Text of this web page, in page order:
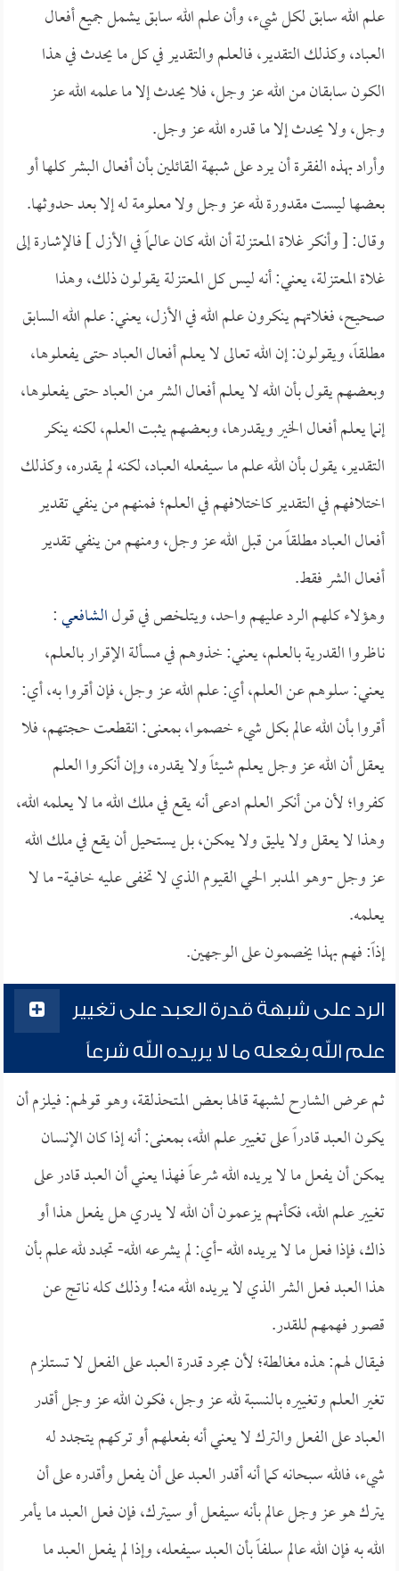
علم الله سابق لكل شيء، وأن علم الله سابق يشمل جميع أفعال
العباد، وكذلك التقدير، فالعلم والتقدير في كل ما يحدث في هذا
الكون سابقان من الله عز وجل، فلا يحدث إلا ما علمه الله عز
وجل، ولا يحدث إلا ما قدره الله عز وجل.
وأراد بهذه الفقرة أن يرد على شبهة القائلين بأن أفعال البشر كلها أو
بعضها ليست مقدورة لله عز وجل ولا معلومة له إلا بعد حدوثها.
وقال: [ وأنكر غلاة المعتزلة أن الله كان عالماً في الأزل ] فالإشارة إلى
غلاة المعتزلة، يعني: أنه ليس كل المعتزلة يقولون ذلك، وهذا
صحيح، فغلاتهم ينكرون علم الله في الأزل، يعني: علم الله السابق
مطلقاً، ويقولون: إن الله تعالى لا يعلم أفعال العباد حتى يفعلوها،
وبعضهم يقول بأن الله لا يعلم أفعال الشر من العباد حتى يفعلوها،
إنما يعلم أفعال الخير ويقدرها، وبعضهم يثبت العلم، لكنه ينكر
التقدير، يقول بأن الله علم ما سيفعله العباد، لكنه لم يقدره، وكذلك
اختلافهم في التقدير كاختلافهم في العلم؛ فمنهم من ينفي تقدير
أفعال العباد مطلقاً من قبل الله عز وجل، ومنهم من ينفي تقدير
أفعال الشر فقط.
وهؤلاء كلهم الرد عليهم واحد، ويتلخص في قولالشافعي:
ناظروا القدرية بالعلم، يعني: خذوهم في مسألة الإقرار بالعلم،
يعني: سلوهم عن العلم، أي: علم الله عز وجل، فإن أقروا به، أي:
أقروا بأن الله عالم بكل شيء خصموا، بمعنى: انقطعت حجتهم، فلا
يعقل أن الله عز وجل يعلم شيئاً ولا يقدره، وإن أنكروا العلم
كفروا؛ لأن من أنكر العلم ادعى أنه يقع في ملك الله ما لا يعلمه الله،
وهذا لا يعقل ولا يليق ولا يمكن، بل يستحيل أن يقع في ملك الله
عز وجل -وهو المدبر الحي القيوم الذي لا تخفى عليه خافية- ما لا
يعلمه.
إذاً: فهم بهذا يخصمون على الوجهين.
الرد على شبهة قدرة العبد على تغيير
علم الله بفعله ما لا يريده الله شرعاً
ثم عرض الشارح لشبهة قالها بعض المتحذلقة، وهو قولهم: فيلزم أن
يكون العبد قادراً على تغيير علم الله، بمعنى: أنه إذا كان الإنسان
يمكن أن يفعل ما لا يريده الله شرعاً فهذا يعني أن العبد قادر على
تغيير علم الله، فكأنهم يزعمون أن الله لا يدري هل يفعل هذا أو
ذاك، فإذا فعل ما لا يريده الله -أي: لم يشرعه الله- تجدد لله علم بأن
هذا العبد فعل الشر الذي لا يريده الله منه! وذلك كله ناتج عن
قصور فهمهم للقدر.
فيقال لهم: هذه مغالطة؛ لأن مجرد قدرة العبد على الفعل لا تستلزم
تغير العلم وتغييره بالنسبة لله عز وجل، فكون الله عز وجل أقدر
العباد على الفعل والترك لا يعني أنه بفعلهم أو تركهم يتجدد له
شيء، فالله سبحانه كما أنه أقدر العبد على أن يفعل وأقدره على أن
يترك هو عز وجل عالم بأنه سيفعل أو سيترك، فإن فعل العبد ما يأمر
الله به فإن الله عالم سلفاً بأن العبد سيفعله، وإذا لم يفعل العبد ما